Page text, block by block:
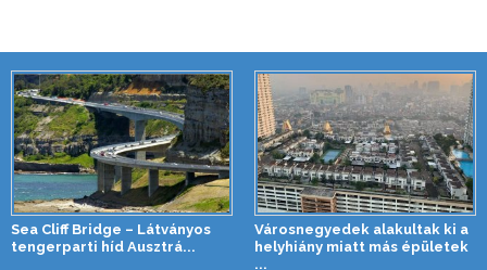
Sea Cliff Bridge – Látványos
tengerparti híd Ausztrá...
Városnegyedek alakultak ki a
helyhiány miatt más épületek
...